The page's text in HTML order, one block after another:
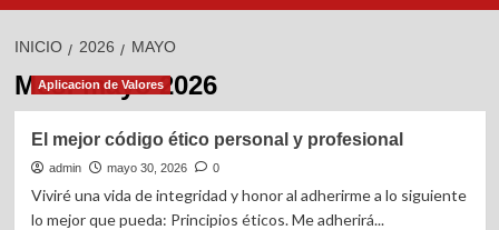
INICIO 2026 MAYO
Mes:mayo 2026
Aplicacion de Valores
El mejor código ético personal y profesional
admin mayo 30, 2026 0
Viviré una vida de integridad y honor al adherirme a lo siguiente
lo mejor que pueda: Principios éticos. Me adherirá...